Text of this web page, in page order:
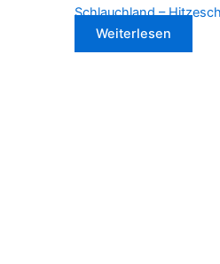
Schlauchland –
Weiterlesen